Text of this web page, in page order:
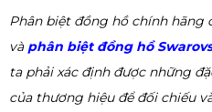
Phân biệt đồng hồ chính
và phân biệt đồng hồ
ta phải xác định được những
của thương hiệu để đối chiếu